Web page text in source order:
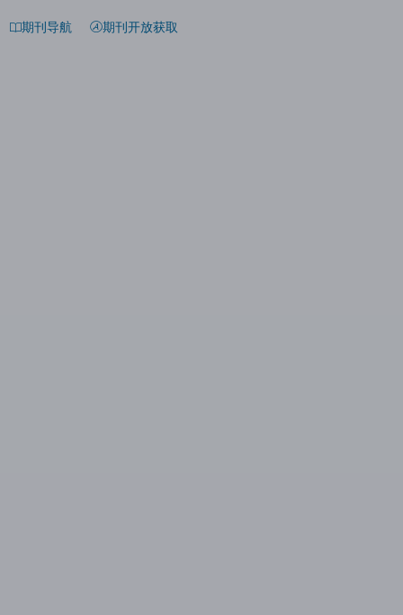
期刊导航 期刊开放获取